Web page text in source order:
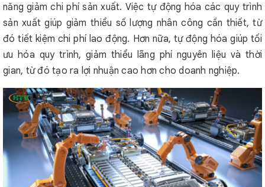
năng giảm chi phí sản xuất. Việc tự động hóa các quy trình
sản xuất giúp giảm thiểu số lượng nhân công cần thiết, từ
đó tiết kiệm chi phí lao động. Hơn nữa, tự động hóa giúp tối
ưu hóa quy trình, giảm thiểu lãng phí nguyên liệu và thời
gian, từ đó tạo ra lợi nhuận cao hơn cho doanh nghiệp.